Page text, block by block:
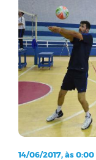
14/06/2017, às 0:00